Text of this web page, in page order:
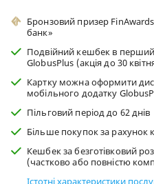
Бронзовий призер
банк»
Подвійний кешбек в перший
GlobusPlus (акція до 30
Картку можна оформити
мобільного додатку
Пільговий період до 62 днів
Більше покупок за рахунок
Кешбек за безготівковий
(частково або повністю
Істотні характеристики